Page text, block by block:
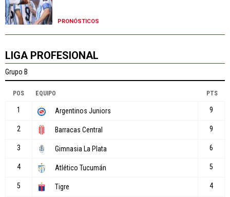
PRONÓSTICOS
LIGA PROFESIONAL